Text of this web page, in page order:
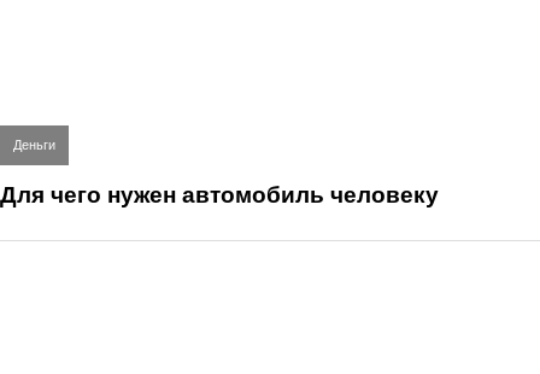
Деньги
Для чего нужен автомобиль человеку